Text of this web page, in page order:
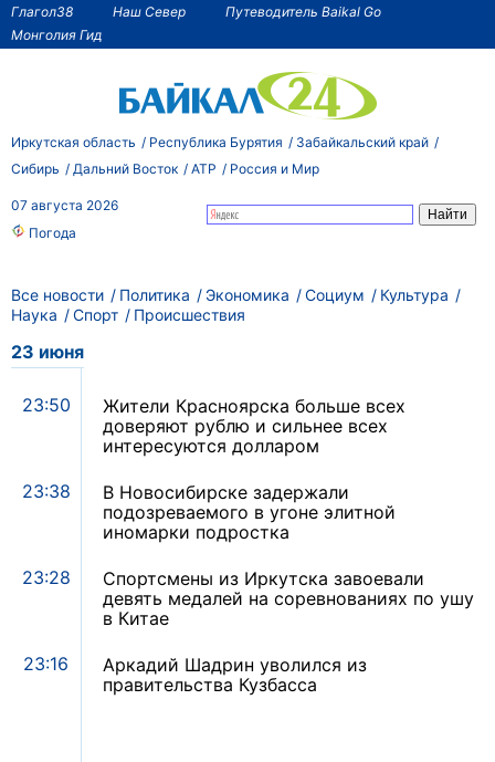
Глагол38 Наш Север
Путеводитель Baikal Go
Монголия Гид
Иркутская область Республика Бурятия
Забайкальский край
Сибирь
Дальний Восток АТР Россия и Мир
07 августа 2026
Погода
Все новости Политика Экономика Социум
Культура
Наука
Спорт Происшествия
23 июня
23:50
Жители Красноярска больше всех
доверяют рублю и сильнее всех
интересуются долларом
23:38
В Новосибирске задержали
подозреваемого в угоне элитной
иномарки подростка
23:28
Спортсмены из Иркутска завоевали
девять медалей на соревнованиях по ушу
в Китае
23:16
Аркадий Шадрин уволился из
правительства Кузбасса